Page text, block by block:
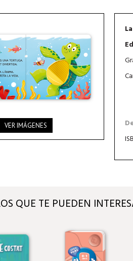
VER IMÁGENES
QUE TE PUEDEN